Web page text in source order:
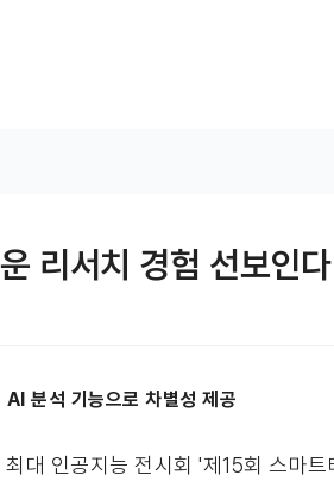
리서치 경험 선보인다
분석 기능으로 차별성 제공
대 인공지능 전시회 '제15회 스마